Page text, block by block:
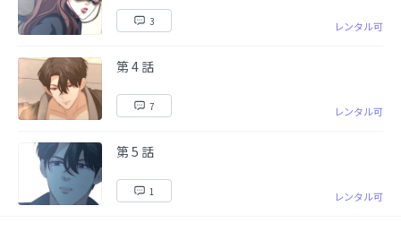
3 レンタル可
第 4 話
7 レンタル可
第 5 話
1 レンタル可